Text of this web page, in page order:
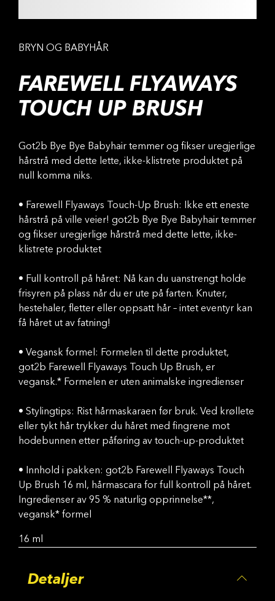
BRYN OG BABYHÅR
FAREWELL FLYAWAYS
TOUCH UP BRUSH
Got2b Bye Bye Babyhair temmer og fikser uregjerlige
hårstrå med dette lette, ikke-klistrete produktet på
null komma niks.
• Farewell Flyaways Touch-Up Brush: Ikke ett eneste
hårstrå på ville veier! got2b Bye Bye Babyhair temmer
og fikser uregjerlige hårstrå med dette lette, ikke-
klistrete produktet
• Full kontroll på håret: Nå kan du uanstrengt holde
frisyren på plass når du er ute på farten. Knuter,
hestehaler, fletter eller oppsatt hår – intet eventyr kan
få håret ut av fatning!
• Vegansk formel: Formelen til dette produktet,
got2b Farewell Flyaways Touch Up Brush, er
vegansk.* Formelen er uten animalske ingredienser
• Stylingtips: Rist hårmaskaraen før bruk. Ved krøllete
eller tykt hår trykker du håret med fingrene mot
hodebunnen etter påføring av touch-up-produktet
• Innhold i pakken: got2b Farewell Flyaways Touch
Up Brush 16 ml, hårmascara for full kontroll på håret.
Ingredienser av 95 % naturlig opprinnelse**,
vegansk* formel
16 ml
Detaljer